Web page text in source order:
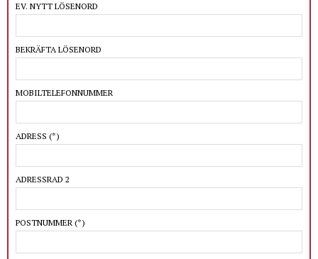
EV. NYTT LÖSENORD
BEKRÄFTA LÖSENORD
MOBILTELEFONNUMMER
ADRESS (*)
ADRESSRAD 2
POSTNUMMER (*)